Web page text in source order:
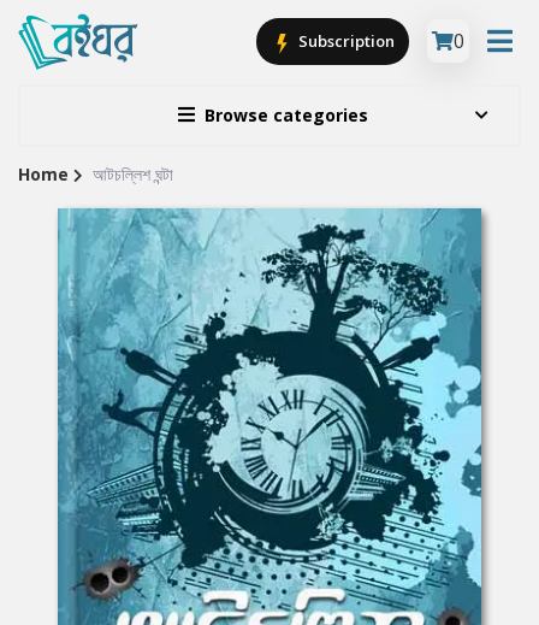
Browse categories
Subscription 0
Site
Breadcrumb
Home আটচল্লিশ ঘন্টা